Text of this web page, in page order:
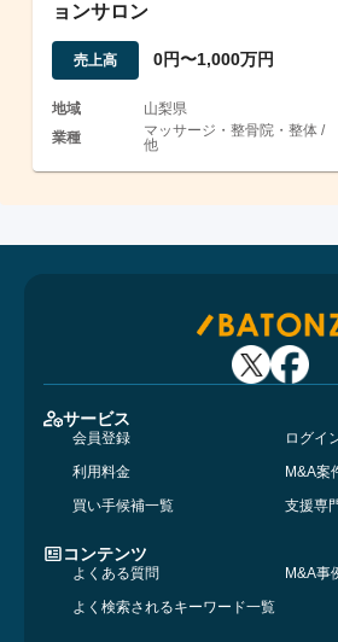
ョンサロン
売上高 0円〜1,000万円
地域
山梨県
業種
マッサージ・整骨院・整体 /
他
サービス
会員登録
ログイ
利用料金
M&A案
買い手候補一覧
支援専
コンテンツ
よくある質問
M&A事
よく検索されるキーワード一覧